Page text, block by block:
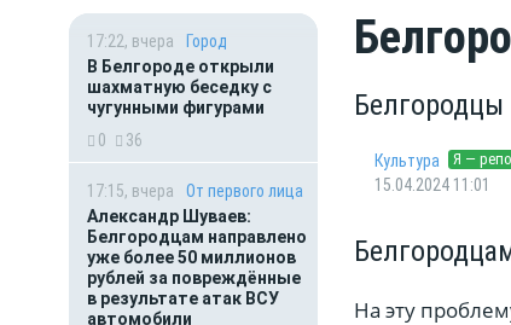
17:22, вчера
Город
В Белгороде открыли
шахматную беседку с
чугунными фигурами
0
36
17:15, вчера
От первого лица
Александр Шуваев:
Белгородцам направлено
уже более 50 миллионов
рублей за повреждённые
в результате атак ВСУ
автомобили
Культура Я —
15.04.2024 11:01
На эту